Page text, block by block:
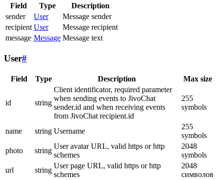
Field Type
Description
sender
User
Message sender
recipient User
Message recipient
message Message Message text
User#
Field Type Description Max size
id string
Client identificator, required parameter
when sending events to JivoChat
sender.id and when receiving events
from JivoChat recipient.id
255
symbols
name string Username
255
symbols
photo
string
User avatar URL, valid https or http
schemes
2048
symbols
url
string
User page URL, valid https or http
schemes
2048
символов